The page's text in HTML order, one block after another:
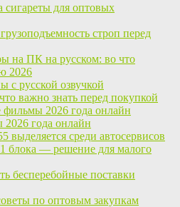
для оптовых
строп перед
на ПК на русском: во что
2026
с русской озвучкой
важно знать перед покупкой
2026 года онлайн
года онлайн
выделяется среди автосервисов
блока — решение для малого
бесперебойные поставки
по оптовым закупкам